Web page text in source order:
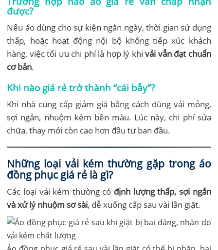
được?
Nếu áo dùng cho sự kiện ngắn ngày, thời gian sử dụng
thấp, hoặc hoạt động nội bộ không tiếp xúc khách
hàng, việc tối ưu chi phí là hợp lý khivải vẫn đạt chuẩn
cơ bản.
Khi nào giá rẻ trở thành “cái bẫy”?
Khi nhà cung cấp giảm giá bằng cách dùng vải mỏng,
sợi ngắn, nhuộm kém bền màu. Lúc này, chi phí sửa
chữa, thay mới còn cao hơn đầu tư ban đầu.
Những loại vải kém thường gặp trong áo
đồng phục giá rẻ là gì?
Các loại vải kém thường có định lượng thấp, sợi ngắn
và xử lý nhuộm sơ sài, dễ xuống cấp sau vài lần giặt.